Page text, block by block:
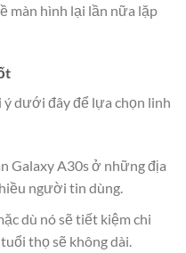
màn hình lại lần nữa lặp
dưới đây để lựa chọn linh
Galaxy A30s ở những địa
người tin dùng.
dù nó sẽ tiết kiệm chi
thọ sẽ không dài.